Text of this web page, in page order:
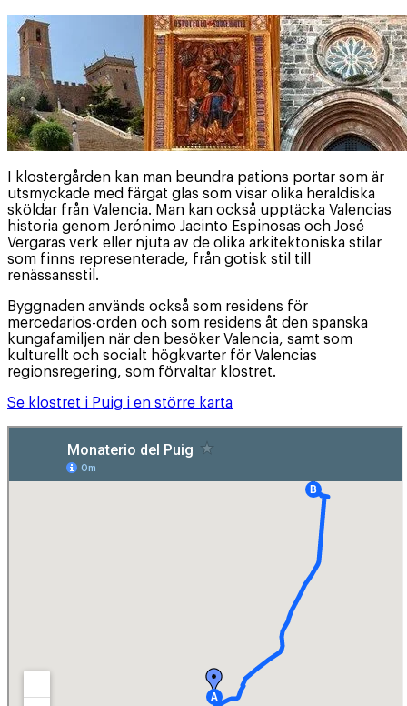
I klostergården kan man beundra pations portar som är
utsmyckade med färgat glas som visar olika heraldiska
sköldar från Valencia. Man kan också upptäcka Valencias
historia genom Jerónimo Jacinto Espinosas och José
Vergaras verk eller njuta av de olika arkitektoniska stilar
som finns representerade, från gotisk stil till
renässansstil.
Byggnaden används också som residens för
mercedarios-orden och som residens åt den spanska
kungafamiljen när den besöker Valencia, samt som
kulturellt och socialt högkvarter för Valencias
regionsregering, som förvaltar klostret.
Se klostret i Puig i en större karta